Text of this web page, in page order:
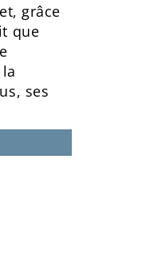
grâce
que
ses